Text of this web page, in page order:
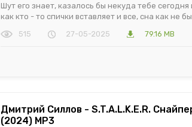
Шут его знает, казалось бы некуда тебе сегодня
как кто - то спички вставляет и все, сна как не
515
27-05-2025 79.16 MB
Дмитрий Силлов - S.T.A.L.K.E.R.
(2024) МР3